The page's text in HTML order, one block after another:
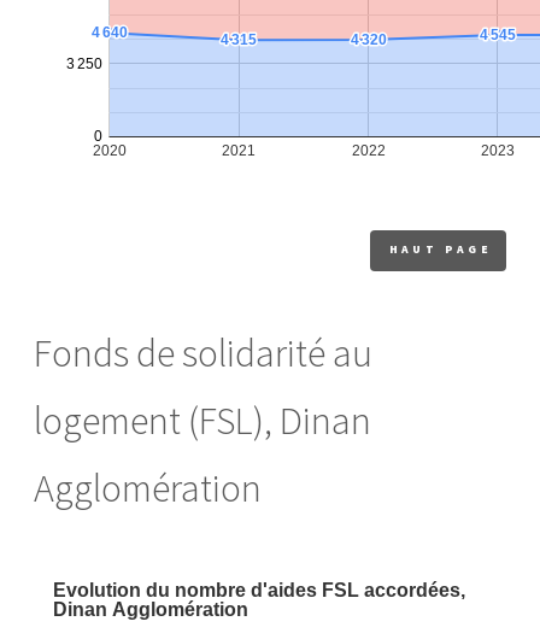
HAUT PAGE
Fonds de solidarité au
logement (FSL), Dinan
Agglomération